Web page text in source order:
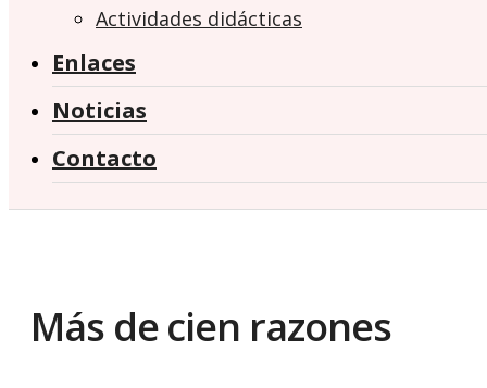
Actividades didácticas
Enlaces
Noticias
Contacto
Más de cien razones